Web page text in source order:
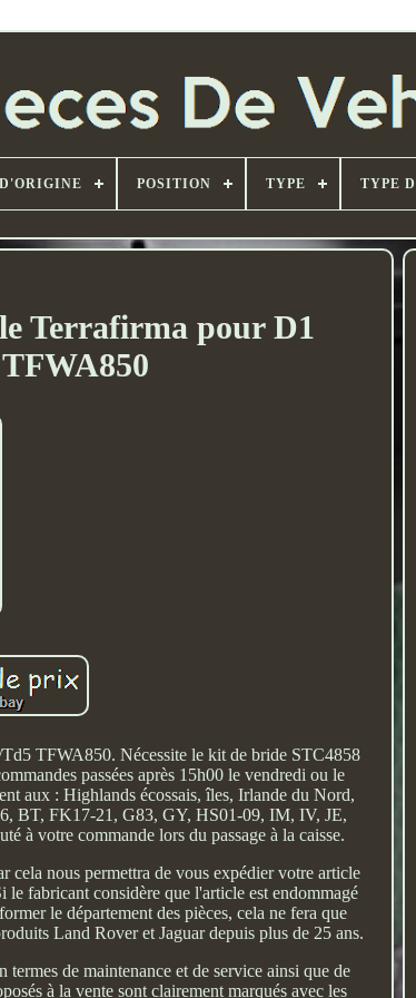
POSITION TYPE TYPE
Terrafirma pour D1
TFWA850. Nécessite le kit de bride STC4858
passées après 15h00 le vendredi ou le
aux : Highlands écossais, îles, Irlande du Nord,
BT, FK17-21, G83, GY, HS01-09, IM, IV, JE,
à votre commande lors du passage à la caisse.
cela nous permettra de vous expédier votre article
fabricant considère que l'article est endommagé
le département des pièces, cela ne fera que
Land Rover et Jaguar depuis plus de 25 ans.
de maintenance et de service ainsi que de
à la vente sont clairement marqués avec les